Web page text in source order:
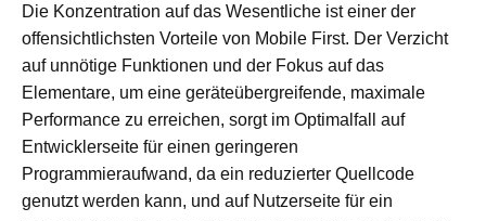
Die Konzentration auf das Wesentliche ist einer der
offensichtlichsten Vorteile von Mobile First. Der Verzicht
auf unnötige Funktionen und der Fokus auf das
Elementare, um eine geräteübergreifende, maximale
Performance zu erreichen, sorgt im Optimalfall auf
Entwicklerseite für einen geringeren
Programmieraufwand, da ein reduzierter Quellcode
genutzt werden kann, und auf Nutzerseite für ein